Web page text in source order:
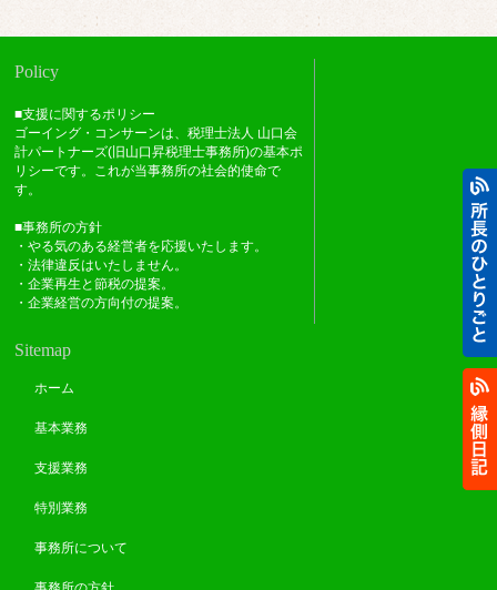
Policy
■支援に関するポリシー
ゴーイング・コンサーンは、税理士法人 山口会
計パートナーズ(旧山口昇税理士事務所)の基本ポ
リシーです。これが当事務所の社会的使命で
す。
■事務所の方針
・やる気のある経営者を応援いたします。
・法律違反はいたしません。
・企業再生と節税の提案。
・企業経営の方向付の提案。
Sitemap
ホーム
基本業務
支援業務
特別業務
事務所について